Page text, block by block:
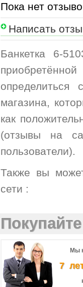
Пока нет
Написать
Банкетка 6-
определиться
магазина,
как
(отзывы на
пользователи).
Также вы
сети :
Мы
7